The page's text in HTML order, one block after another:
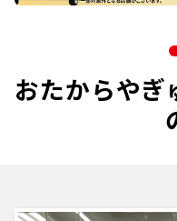
おたからやぎ